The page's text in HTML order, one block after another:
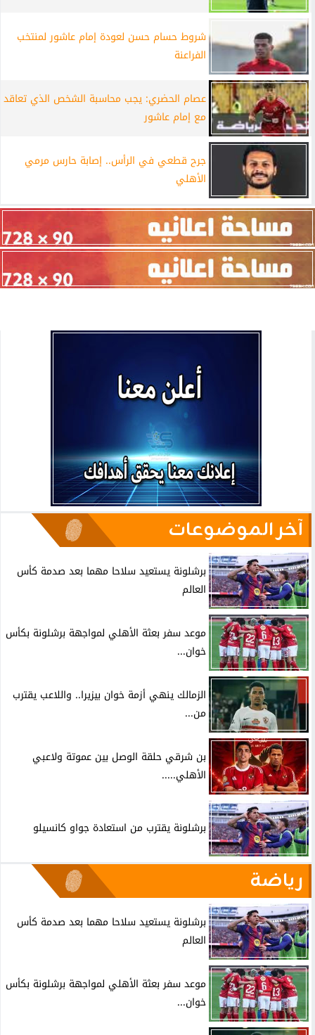
شروط حسام حسن لعودة إمام عاشور لمنتخب
الفراعنة
عصام الحضري: يجب محاسبة الشخص الذي تعاقد
مع إمام عاشور
جرح قطعي في الرأس.. إصابة حارس مرمي
الأهلي
آخر الموضوعات
برشلونة يستعيد سلاحا مهما بعد صدمة كأس
العالم
موعد سفر بعثة الأهلي لمواجهة برشلونة بكأس
خوان...
الزمالك ينهي أزمة خوان بيزيرا.. واللاعب يقترب
من...
بن شرقي حلقة الوصل بين عموتة ولاعبي
الأهلي.....
برشلونة يقترب من استعادة جواو كانسيلو
رياضة
برشلونة يستعيد سلاحا مهما بعد صدمة كأس
العالم
موعد سفر بعثة الأهلي لمواجهة برشلونة بكأس
خوان...